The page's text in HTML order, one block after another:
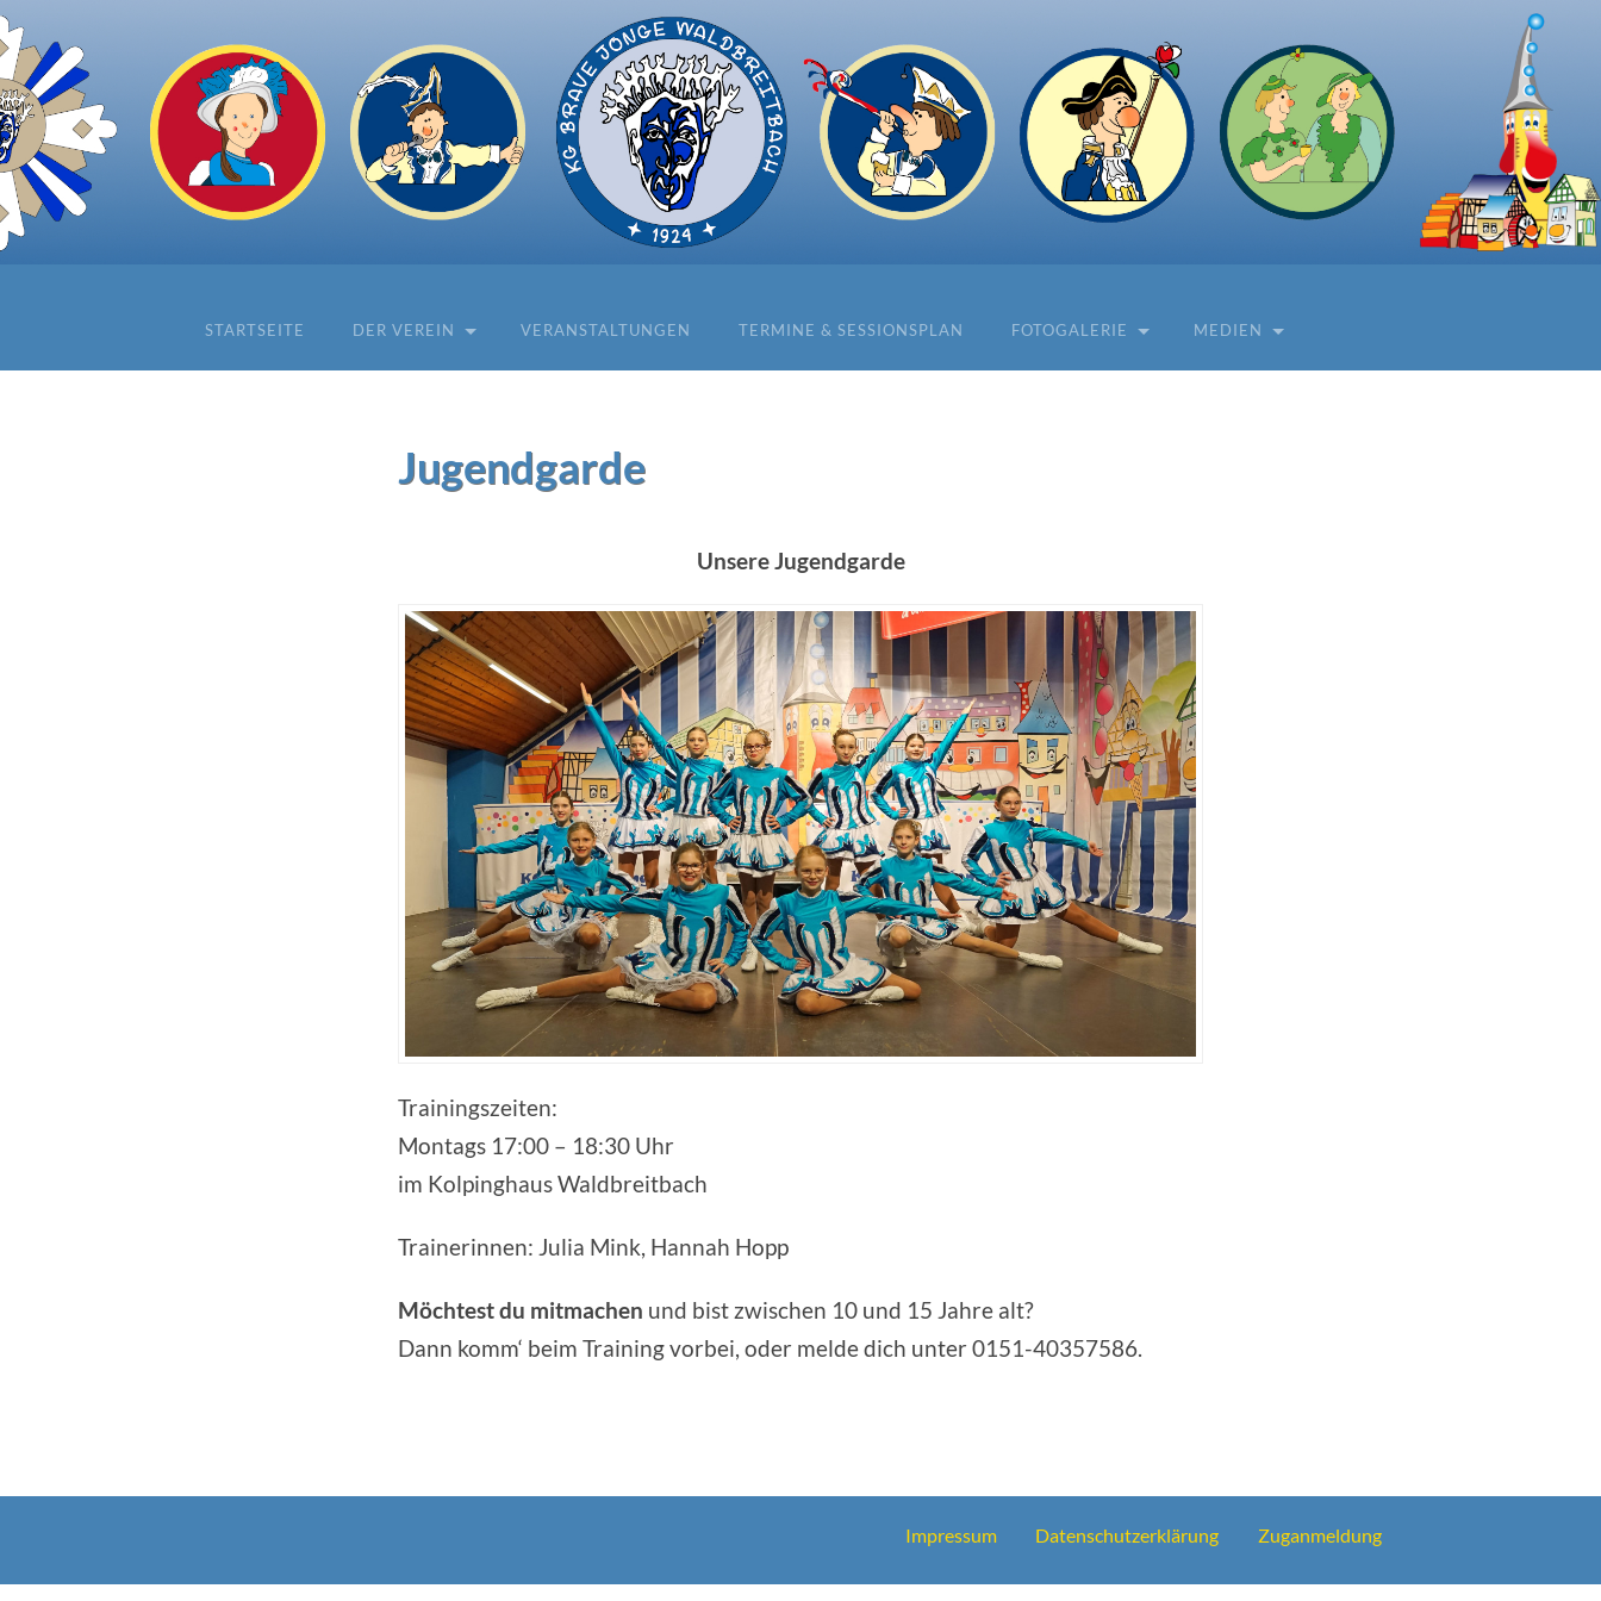
STARTSEITE DER VEREIN VERANSTALTUNGEN TERMINE & SESSIONSPLAN FOTOGALERIE MEDIEN
Jugendgarde
Unsere Jugendgarde
Trainingszeiten:
Montags 17:00 – 18:30 Uhr
im Kolpinghaus Waldbreitbach
Trainerinnen: Julia Mink, Hannah Hopp
Möchtest du mitmachen und bist zwischen 10 und 15 Jahre alt?
Dann komm‘ beim Training vorbei, oder melde dich unter 0151-40357586.
Impressum Datenschutzerklärung Zuganmeldung